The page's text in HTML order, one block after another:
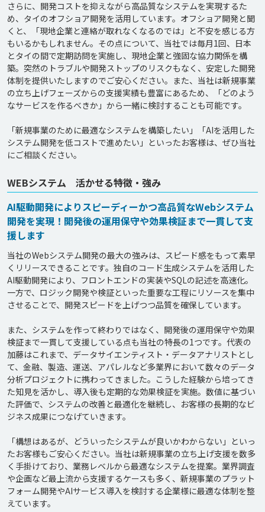
さらに、開発コストを抑えながら高品質なシステムを実現するた
め、タイのオフショア開発を活用しています。オフショア開発と聞
くと、「現地企業と連絡が取れなくなるのでは」と不安を感じる方
もいるかもしれません。その点について、当社では毎月1回、日本
とタイの間で定期訪問を実施し、現地企業と強固な協力関係を構
築。突然のトラブルや開発ストップのリスクもなく、安定した開発
体制を提供いたしますのでご安心ください。また、当社は新規事業
の立ち上げフェーズからの支援実績も豊富にあるため、「どのよう
なサービスを作るべきか」から一緒に検討することも可能です。
「新規事業のために最適なシステムを構築したい」「AIを活用した
システム開発を低コストで進めたい」といったお客様は、ぜひ当社
WEBシステム 活かせる特徴・強み
AI駆動開発によりスピーディーかつ高品質なWebシステム
開発を実現！開発後の運用保守や効果検証まで一貫して支
援します
当社のWebシステム開発の最大の強みは、スピード感をもって素早
くリリースできることです。独自のコード生成システムを活用した
AI駆動開発により、フロントエンドの実装やSQLの記述を高速化。
一方で、ロジック開発や検証といった重要な工程にリソースを集中
させることで、開発スピードを上げつつ品質を確保しています。
また、システムを作って終わりではなく、開発後の運用保守や効果
検証まで一貫して支援している点も当社の特長の1つです。代表の
加藤はこれまで、データサイエンティスト・データアナリストとし
て、金融、製造、運送、アパレルなど多業界において数々のデータ
分析プロジェクトに携わってきました。こうした経験から培ってき
た知見を活かし、導入後も定期的な効果検証を実施。数値に基づい
た評価で、システムの改善と最適化を継続し、お客様の長期的なビ
ジネス成果につなげていきます。
「構想はあるが、どういったシステムが良いかわからない」といっ
たお客様もご安心ください。当社は新規事業の立ち上げ支援を数多
く手掛けており、業務レベルから最適なシステムを提案。業界調査
や企画など最上流から支援するケースも多く、新規事業のプラット
フォーム開発やAIサービス導入を検討する企業様に最適な体制を整